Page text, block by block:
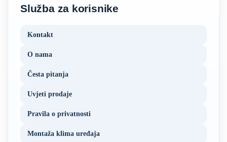
Služba za korisnike
Kontakt
O nama
Česta pitanja
Uvjeti prodaje
Pravila o privatnosti
Montaža klima uređaja